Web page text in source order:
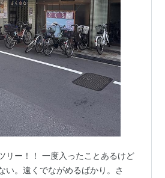
リー！！ 一度入ったことあるけど
い。遠くでながめるばかり。さ